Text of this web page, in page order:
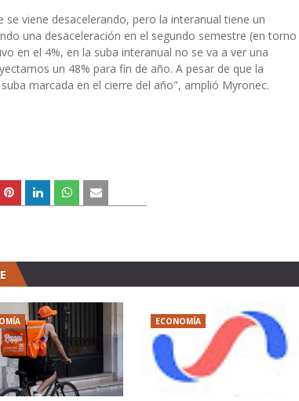
viene desacelerando, pero la interanual tiene un
una desaceleración en el segundo semestre (en torno
en el 4%, en la suba interanual no se va a ver una
un 48% para fin de año. A pesar de que la
marcada en el cierre del año", amplió Myronec.
ECONOMÍA